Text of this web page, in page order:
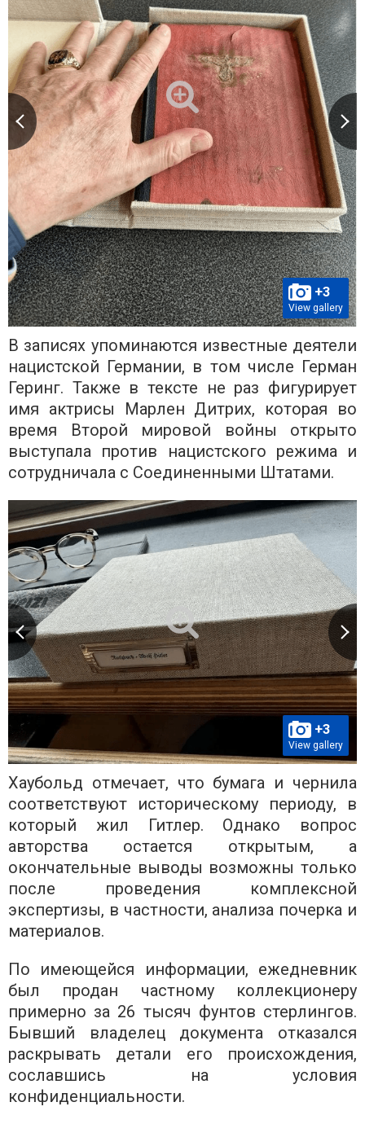
+3
View gallery
В записях упоминаются известные деятели
нацистской Германии, в том числе Герман
Геринг. Также в тексте не раз фигурирует
имя актрисы Марлен Дитрих, которая во
время Второй мировой войны открыто
выступала против нацистского режима и
сотрудничала с Соединенными Штатами.
+3
View gallery
Хаубольд отмечает, что бумага и чернила
соответствуют историческому периоду, в
который жил Гитлер. Однако вопрос
авторства остается открытым, а
окончательные выводы возможны только
после проведения комплексной
экспертизы, в частности, анализа почерка и
материалов.
По имеющейся информации, ежедневник
был продан частному коллекционеру
примерно за 26 тысяч фунтов стерлингов.
Бывший владелец документа отказался
раскрывать детали его происхождения,
сославшись на условия
конфиденциальности.